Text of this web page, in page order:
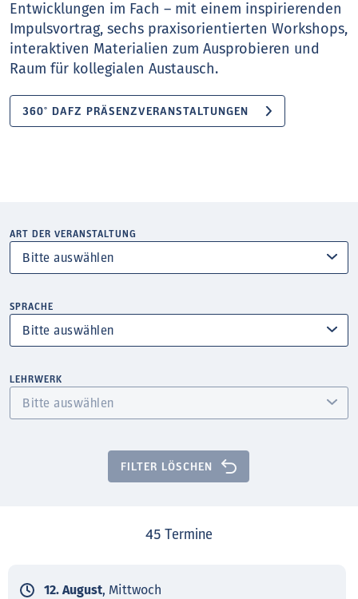
Entwicklungen im Fach – mit einem inspirierenden
Impulsvortrag, sechs praxisorientierten Workshops,
interaktiven Materialien zum Ausprobieren und
Raum für kollegialen Austausch.
360° DAFZ PRÄSENZVERANSTALTUNGEN
ART DER VERANSTALTUNG
SPRACHE
LEHRWERK
FILTER LÖSCHEN
45 Termine
12. August, Mittwoch